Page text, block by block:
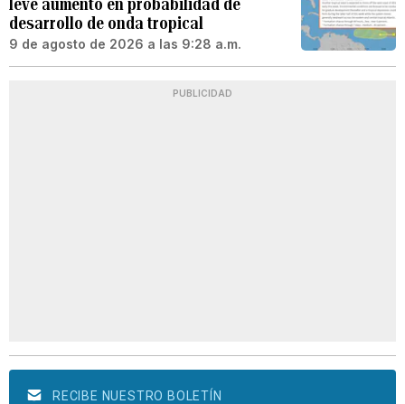
desarrollo de onda tropical
9 de agosto de 2026 a las 9:28 a.m.
PUBLICIDAD
RECIBE NUESTRO BOLETÍN